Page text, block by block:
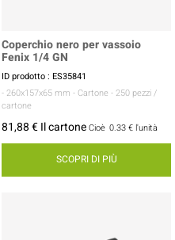
Coperchio nero per vassoio
Fenix 1/4 GN
ID prodotto : ES35841
- 260x157x65 mm - Cartone - 250 pezzi /
cartone
81,88 € Il cartoneCioè 0.33 € l'unità
SCOPRI DI PIÙ